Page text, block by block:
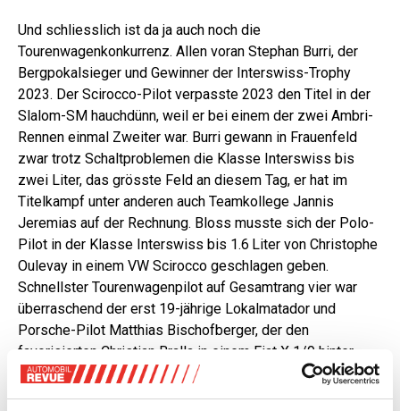
Und schliesslich ist da ja auch noch die
Tourenwagenkonkurrenz. Allen voran Stephan Burri, der
Bergpokalsieger und Gewinner der Interswiss-Trophy
2023. Der Scirocco-Pilot verpasste 2023 den Titel in der
Slalom-SM hauchdünn, weil er bei einem der zwei Ambri-
Rennen einmal Zweiter war. Burri gewann in Frauenfeld
zwar trotz Schaltproblemen die Klasse Interswiss bis
zwei Liter, das grösste Feld an diesem Tag, er hat im
Titelkampf unter anderen auch Teamkollege Jannis
Jeremias auf der Rechnung. Bloss musste sich der Polo-
Pilot in der Klasse Interswiss bis 1.6 Liter von Christophe
Oulevay in einem VW Scirocco geschlagen geben.
Schnellster Tourenwagenpilot auf Gesamtrang vier war
überraschend der erst 19-jährige Lokalmatador und
Porsche-Pilot Matthias Bischofberger, der den
favorisierten Christian Bralla in einem Fiat X 1/9 hinter
sich verwies. Es geht drunter und drüber schon zu Beginn
der Slalom-SM.